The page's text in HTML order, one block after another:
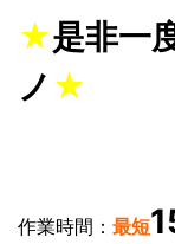
★是非一
ノ ★
作業時間： 最短